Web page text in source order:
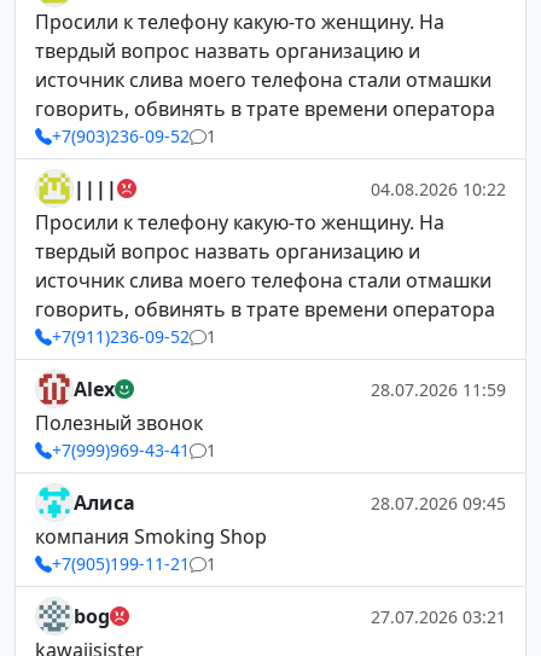
Просили к телефону какую-то женщину. На
твердый вопрос назвать организацию и
источник слива моего телефона стали отмашки
говорить, обвинять в трате времени оператора
+7(903)236-09-52 1
|||| 04.08.2026 10:22
Просили к телефону какую-то женщину. На
твердый вопрос назвать организацию и
источник слива моего телефона стали отмашки
говорить, обвинять в трате времени оператора
+7(911)236-09-52 1
Alex 28.07.2026 11:59
Полезный звонок
+7(999)969-43-41 1
Алиса 28.07.2026 09:45
компания Smoking Shop
+7(905)199-11-21 1
bog 27.07.2026 03:21
kawaiisister